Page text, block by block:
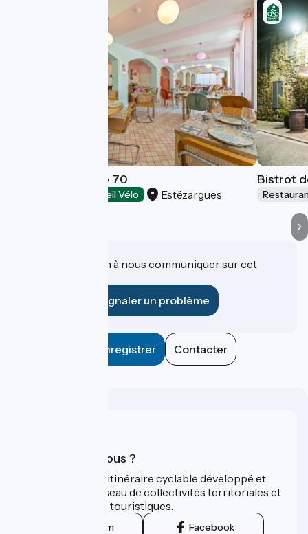
Restaurant Place 70
Accueil Vélo Estézargues
Bistrot
Une information à nous communiquer sur cet
Signaler un problème
Enregistrer Contacter
Qui sommes-nous ?
ViaRhôna est un itinéraire cyclable développé et
promu par un réseau de collectivités territoriales et
leurs institutions touristiques.
Instagram Facebook